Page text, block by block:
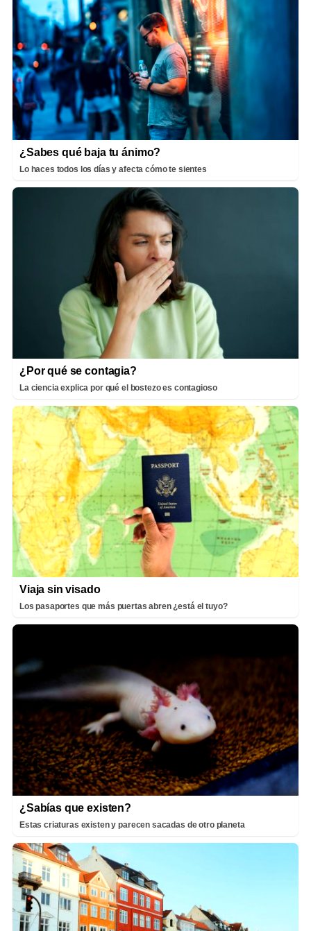
¿Sabes qué baja tu ánimo?
Lo haces todos los días y afecta cómo te sientes
¿Por qué se contagia?
La ciencia explica por qué el bostezo es contagioso
Viaja sin visado
Los pasaportes que más puertas abren ¿está el tuyo?
¿Sabías que existen?
Estas criaturas existen y parecen sacadas de otro planeta